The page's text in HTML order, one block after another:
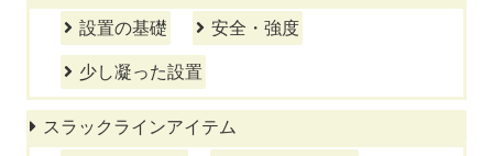
設置の基礎 安全・強度
少し凝った設置
スラックラインアイテム